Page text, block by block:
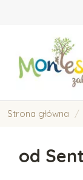
Strona główna
od